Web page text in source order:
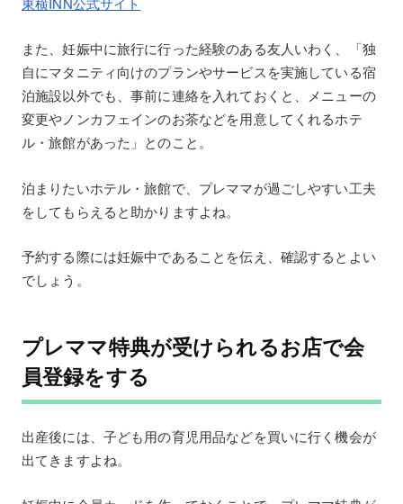
また、妊娠中に旅行に行った経験のある友人いわく、「独
自にマタニティ向けのプランやサービスを実施している宿
泊施設以外でも、事前に連絡を入れておくと、メニューの
変更やノンカフェインのお茶などを用意してくれるホテ
ル・旅館があった」とのこと。
泊まりたいホテル・旅館で、プレママが過ごしやすい工夫
をしてもらえると助かりますよね。
予約する際には妊娠中であることを伝え、確認するとよい
でしょう。
プレママ特典が受けられるお店で会
員登録をする
出産後には、子ども用の育児用品などを買いに行く機会が
出てきますよね。